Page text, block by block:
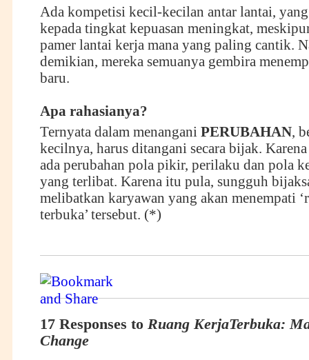
Ada kompetisi kecil-kecilan antar lantai,
kepada tingkat kepuasan meningkat,
pamer lantai kerja mana yang paling cantik.
demikian, mereka semuanya gembira
baru.
Apa rahasianya?
Ternyata dalam menangani PERUBAHAN,
kecilnya, harus ditangani secara bijak.
ada perubahan pola pikir, perilaku dan pola
yang terlibat. Karena itu pula, sungguh
melibatkan karyawan yang akan menempati
terbuka’ tersebut. (*)
17 Responses to Ruang KerjaTerbuka:
Change